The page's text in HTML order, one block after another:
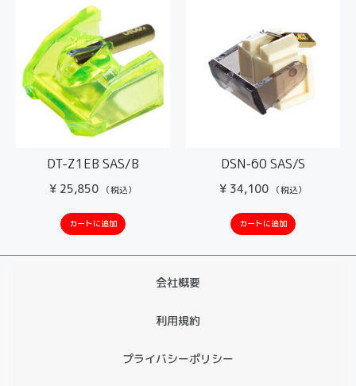
DT-Z1EB SAS/B
¥ 25,850 （税込）
カートに追加
DSN-60 SAS/S
¥ 34,100 （税込）
カートに追加
会社概要
利用規約
プライバシーポリシー